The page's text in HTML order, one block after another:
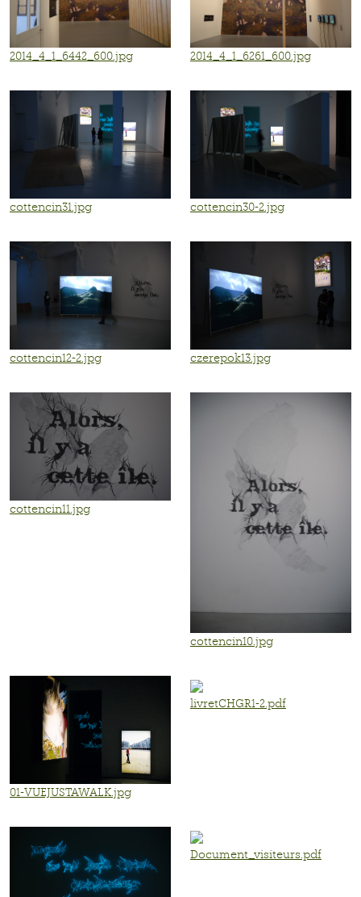
2014_4_1_6442_600.jpg 2014_4_1_6261_600.jpg
cottencin31.jpg cottencin30-2.jpg
cottencin12-2.jpg czerepok13.jpg
cottencin11.jpg
cottencin10.jpg
01-VUEJUSTAWALK.jpg
livretCHGR1-2.pdf
Document_visiteurs.pdf